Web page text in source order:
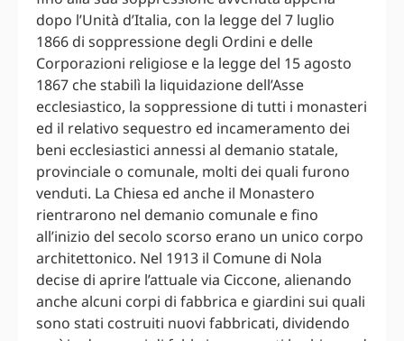
dopo l’Unità d’Italia, con la legge del 7 luglio
1866 di soppressione degli Ordini e delle
Corporazioni religiose e la legge del 15 agosto
1867 che stabilì la liquidazione dell’Asse
ecclesiastico, la soppressione di tutti i monasteri
ed il relativo sequestro ed incameramento dei
beni ecclesiastici annessi al demanio statale,
provinciale o comunale, molti dei quali furono
venduti. La Chiesa ed anche il Monastero
rientrarono nel demanio comunale e fino
all’inizio del secolo scorso erano un unico corpo
architettonico. Nel 1913 il Comune di Nola
decise di aprire l’attuale via Ciccone, alienando
anche alcuni corpi di fabbrica e giardini sui quali
sono stati costruiti nuovi fabbricati, dividendo